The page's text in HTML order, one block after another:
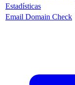
Estadísticas
Email Domain Check